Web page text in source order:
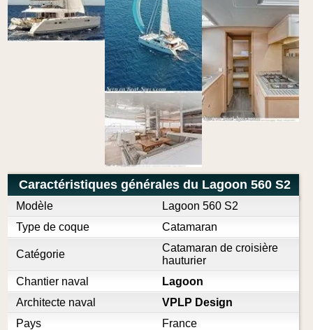
Caractéristiques générales du Lagoon 560 S2
Modèle
Lagoon 560 S2
Type de coque
Catamaran
Catégorie
Catamaran de croisière
hauturier
Chantier naval
Lagoon
Architecte naval
VPLP Design
Pays
France